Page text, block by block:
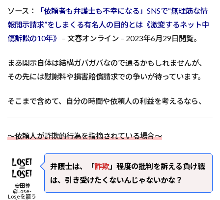
ソース：
「依頼者も弁護士も不幸になる」SNSで“無理筋な情
報開示請求”をしまくる有名人の目的とは《激変するネット中
傷訴訟の10年》
– 文春オンライン – 2023年6月29日閲覧。
まあ開示自体は結構ガバガバなので通るかもしれませんが、
その先には慰謝料や損害賠償請求での争いが待っています。
そこまで含めて、自分の時間や依頼人の利益を考えるなら、
～依頼人が詐欺的行為を指摘されている場合～
安田尊
@Lose-
Loseを謳う
弁護士は、「詐欺」程度の批判を訴える負け戦
は、引き受けたくないんじゃないかな？